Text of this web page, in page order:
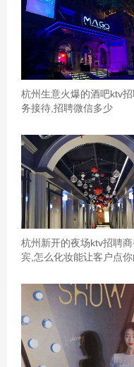
领导力外，还提供了
10000元，并附带年终
险和住房公积金。此
内外考察机会，为员
过上述分析可见，保安
不仅是责任与担当，更
业前景。选择成为一名
安宁、保障社会和谐的
任的体现。希望本文能
考。
杭州生意火爆的酒吧ktv
务接待,招聘微信多少
杭州新开的夜场ktv招聘
宾,怎么化妆能让客户点